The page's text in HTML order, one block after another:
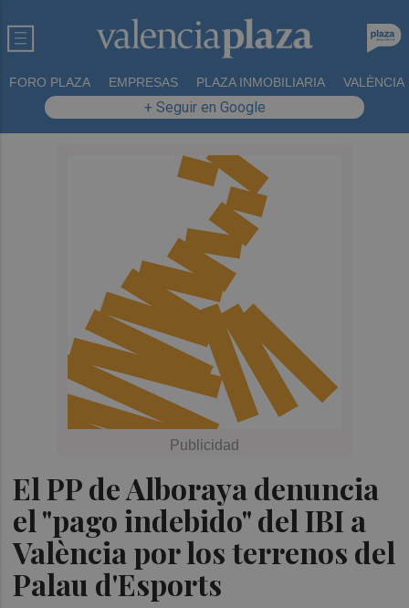
FORO PLAZA EMPRESAS PLAZA INMOBILIARIA VALÈNCIA
+ Seguir en Google
El PP de Alboraya denuncia
el "pago indebido" del IBI a
València por los terrenos del
Palau d'Esports